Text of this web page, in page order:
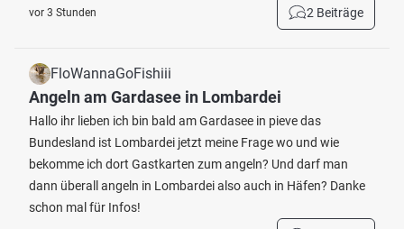
vor 3 Stunden 2 Beiträge
FloWannaGoFishiii
Angeln am Gardasee in Lombardei
Hallo ihr lieben ich bin bald am Gardasee in pieve das
Bundesland ist Lombardei jetzt meine Frage wo und wie
bekomme ich dort Gastkarten zum angeln? Und darf man
dann überall angeln in Lombardei also auch in Häfen? Danke
schon mal für Infos!